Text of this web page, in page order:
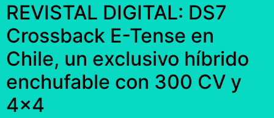
REVISTAL DIGITAL: DS7
Crossback E-Tense en
Chile, un exclusivo híbrido
enchufable con 300 CV y
4×4